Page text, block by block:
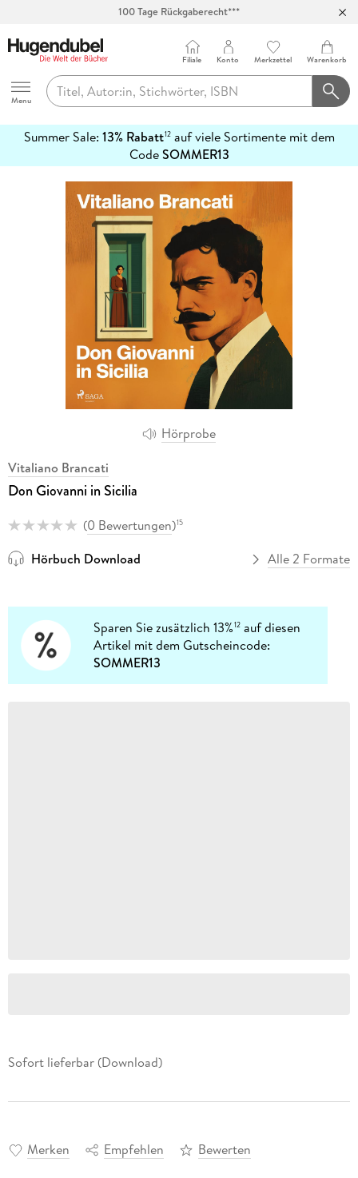
Hugendubel
Menu
Filiale Konto Merkzettel Warenkorb
Summer Sale: 13% Rabatt12auf viele Sortimente mit dem
CodeSOMMER13
erfahren
Hörprobe
Vitaliano Brancati
Don Giovanni in Sicilia
(0 Bewertungen)15
Hörbuch Download Alle 2 Formate
Sparen Sie zusätzlich 13%12 auf diesen
Artikel mit dem Gutscheincode:
SOMMER13
Sofort lieferbar (Download)
Merken Empfehlen Bewerten